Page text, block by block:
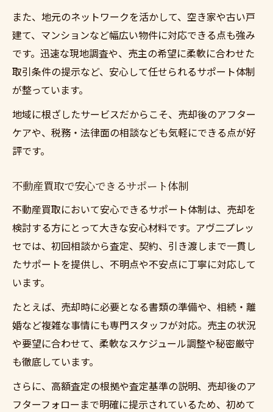
また、地元のネットワークを活かして、空き家や古い戸
建て、マンションなど幅広い物件に対応できる点も強み
です。迅速な現地調査や、売主の希望に柔軟に合わせた
取引条件の提示など、安心して任せられるサポート体制
が整っています。
地域に根ざしたサービスだからこそ、売却後のアフター
ケアや、税務・法律面の相談なども気軽にできる点が好
評です。
不動産買取で安心できるサポート体制
不動産買取において安心できるサポート体制は、売却を
検討する方にとって大きな安心材料です。アヴ二プレッ
セでは、初回相談から査定、契約、引き渡しまで一貫し
たサポートを提供し、不明点や不安点に丁寧に対応して
います。
たとえば、売却時に必要となる書類の準備や、相続・離
婚など複雑な事情にも専門スタッフが対応。売主の状況
や要望に合わせて、柔軟なスケジュール調整や秘密厳守
も徹底しています。
さらに、高額査定の根拠や査定基準の説明、売却後のア
フターフォローまで明確に提示されているため、初めて